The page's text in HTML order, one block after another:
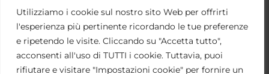
Utilizziamo i cookie sul nostro sito Web per offrirti
l'esperienza più pertinente ricordando le tue preferenze
e ripetendo le visite. Cliccando su "Accetta tutto",
acconsenti all'uso di TUTTI i cookie. Tuttavia, puoi
rifiutare e visitare "Impostazioni cookie" per fornire un